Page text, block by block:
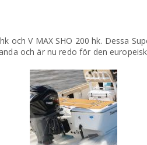
och V MAX SHO 200 hk. Dessa
och är nu redo för den